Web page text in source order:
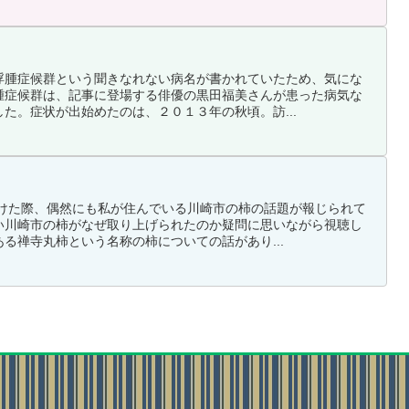
症候群という聞きなれない病名が書かれていたため、気にな
候群は、記事に登場する俳優の黒田福美さんが患った病気な
。症状が出始めたのは、２０１３年の秋頃。訪...
た際、偶然にも私が住んでいる川崎市の柿の話題が報じられて
崎市の柿がなぜ取り上げられたのか疑問に思いながら視聴し
禅寺丸柿という名称の柿についての話があり...